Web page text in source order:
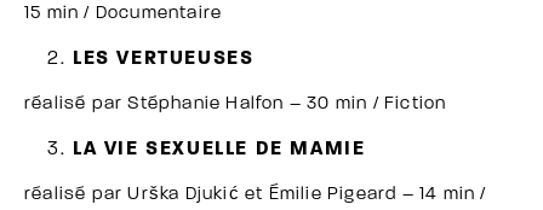
15 min / Documentaire
LES VERTUEUSES
réalisé par Stéphanie Halfon – 30 min / Fiction
LA VIE SEXUELLE DE MAMIE
réalisé par Urška Djukić et Émilie Pigeard – 14 min /